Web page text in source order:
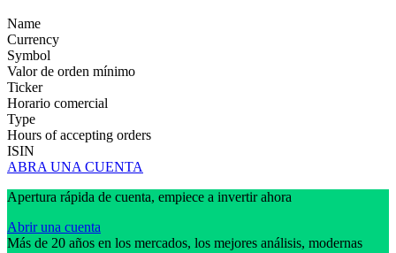
Name
Currency
Symbol
Valor de orden mínimo
Ticker
Horario comercial
Type
Hours of accepting orders
ISIN
ABRA UNA CUENTA
Apertura rápida de cuenta, empiece a invertir ahora
Abrir una cuenta
Más de 20 años en los mercados, los mejores análisis, modernas